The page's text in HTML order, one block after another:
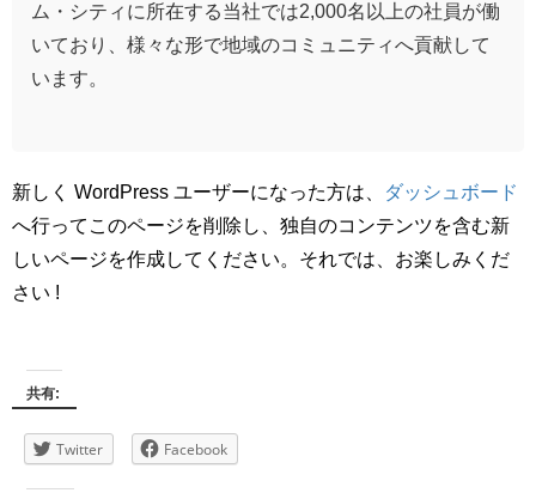
ム・シティに所在する当社では2,000名以上の社員が働
いており、様々な形で地域のコミュニティへ貢献して
います。
新しく WordPress ユーザーになった方は、
ダッシュボード
へ行ってこのページを削除し、独自のコンテンツを含む新
しいページを作成してください。それでは、お楽しみくだ
さい !
共有:
Twitter Facebook